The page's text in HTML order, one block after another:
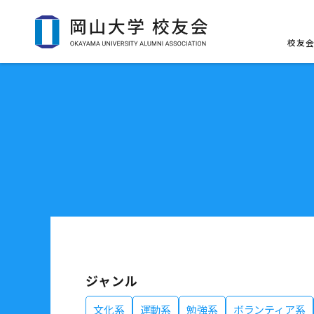
校友
ジャンル
文化系 運動系 勉強系 ボランティア系